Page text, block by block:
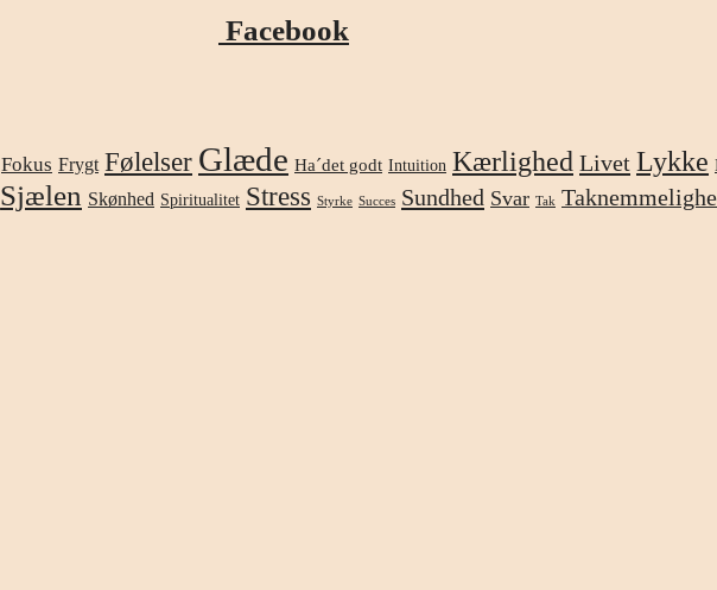
Facebook
Fokus Frygt Følelser Glæde Ha´det godt Intuition Kærlighed Livet Lykke
Sjælen Skønhed Spiritualitet Stress Styrke Succes Sundhed Svar Tak